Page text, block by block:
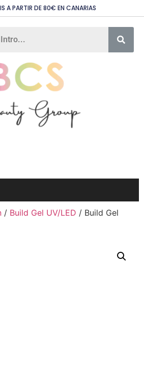
A PARTIR DE 80€ EN CANARIAS
/ Build Gel UV/LED / Build Gel